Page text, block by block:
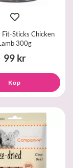
Fit-Sticks Chicken
300g
99 kr
Köp